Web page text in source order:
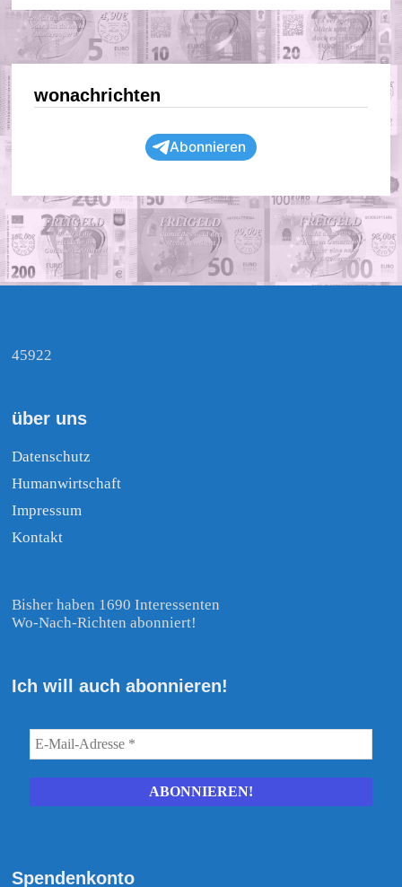
wonachrichten
Abonnieren
45922
über uns
Datenschutz
Humanwirtschaft
Impressum
Kontakt
Bisher haben 1690 Interessenten
Wo-Nach-Richten abonniert!
Ich will auch abonnieren!
Spendenkonto